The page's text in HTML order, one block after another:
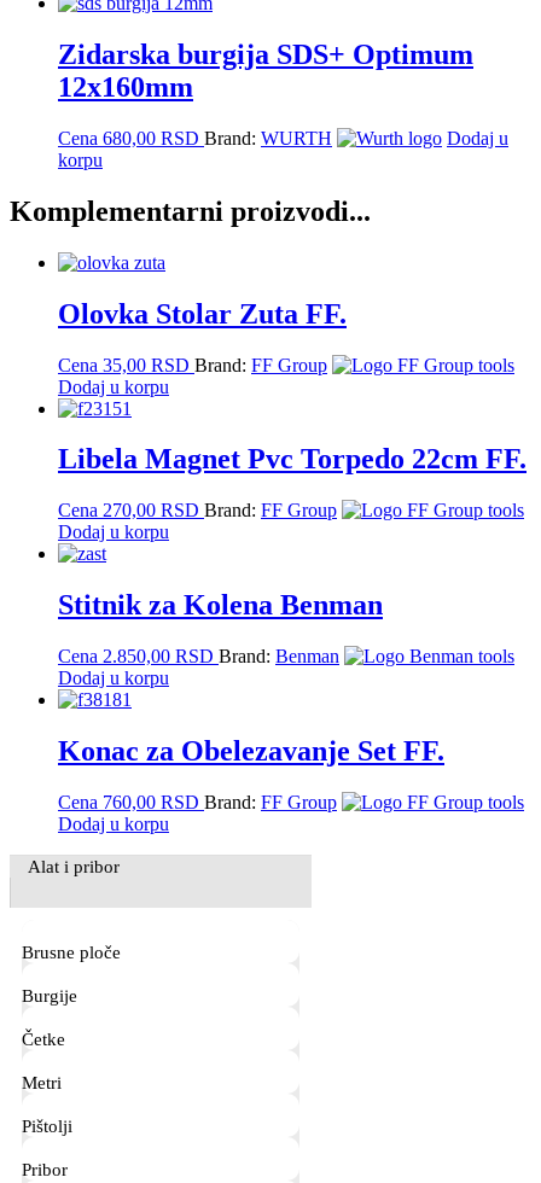
Zidarska burgija SDS+ Optimum
12x160mm
Cena 680,00 RSD Brand: WURTH
Dodaj u
korpu
Komplementarni proizvodi...
Olovka Stolar Zuta FF.
Cena 35,00 RSD Brand: FF Group
Dodaj u korpu
Libela Magnet Pvc Torpedo 22cm FF.
Cena 270,00 RSD Brand: FF Group
Dodaj u korpu
Stitnik za Kolena Benman
Cena 2.850,00 RSD Brand: Benman
Dodaj u korpu
Konac za Obelezavanje Set FF.
Cena 760,00 RSD Brand: FF Group
Dodaj u korpu
Primary
Sidebar
Alat i pribor
Brusne ploče
Burgije
Četke
Metri
Pištolji
Pribor